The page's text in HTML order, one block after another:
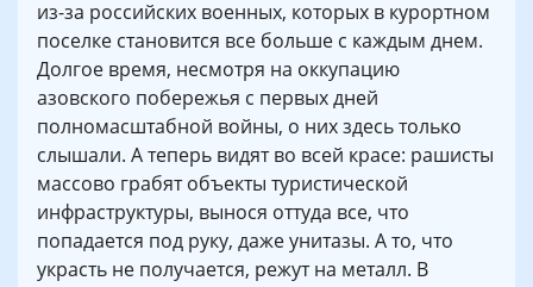
из-за российских военных, которых в курортном
поселке становится все больше с каждым днем.
Долгое время, несмотря на оккупацию
азовского побережья с первых дней
полномасштабной войны, о них здесь только
слышали. А теперь видят во всей красе: рашисты
массово грабят объекты туристической
инфраструктуры, вынося оттуда все, что
попадается под руку, даже унитазы. А то, что
украсть не получается, режут на металл. В